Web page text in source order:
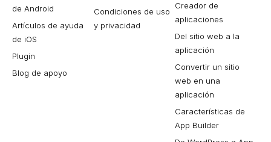
de Android
Artículos de ayuda
de iOS
Plugin
Blog de apoyo
Condiciones de uso
y privacidad
Creador de
aplicaciones
Del sitio web a la
aplicación
Convertir un sitio
web en una
aplicación
Características de
App Builder